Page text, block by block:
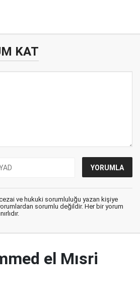
KAT
cezai ve hukuki sorumluluğu yazan kişiye
sorumlu değildir. Her bir yorum
el Mısri